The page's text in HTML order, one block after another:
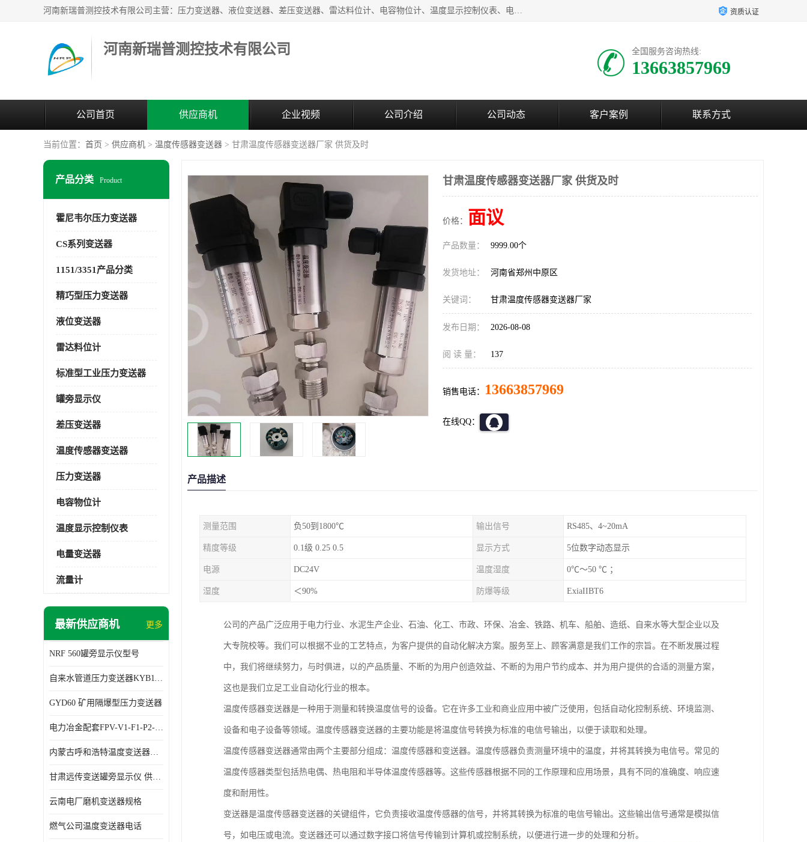
河南新瑞普测控技术有限公司主营：压力变送器、液位变送器、差压变送器、雷达料位计、电容物位计、温度显示控制仪表、电量变送器、流量计、工业自动化系统成套设备。 资质认证
河南新瑞普测控技术有限公司 全国服务咨询热线:
13663857969
公司首页 供应商机 企业视频 公司介绍 公司动态 客户案例 联系方式
当前位置： 首页 > 供应商机 > 温度传感器变送器 > 甘肃温度传感器变送器厂家 供货及时
产品分类 Product
霍尼韦尔压力变送器
CS系列变送器
1151/3351产品分类
精巧型压力变送器
液位变送器
雷达料位计
标准型工业压力变送器
罐旁显示仪
差压变送器
温度传感器变送器
压力变送器
电容物位计
温度显示控制仪表
电量变送器
流量计
最新供应商机 更多
NRF 560罐旁显示仪型号
自来水管道压力变送器KYB11G03M2型号 使用方便
GYD60 矿用隔爆型压力变送器
电力冶金配套FPV-V1-F1-P2-03电压变送器
内蒙古呼和浩特温度变送器配套罐旁显示仪供应 性能稳定
甘肃远传变送罐旁显示仪 供应及时
云南电厂磨机变送器规格
燃气公司温度变送器电话
甘肃温度传感器变送器厂家 供货及时
价格： 面议
产品数量： 9999.00个
发货地址： 河南省郑州中原区
关键词： 甘肃温度传感器变送器厂家
发布日期： 2026-08-08
阅 读 量： 137
销售电话： 13663857969
在线QQ：
产品描述
测量范围 负50到1800℃ 输出信号 RS485、4~20mA
精度等级 0.1级 0.25 0.5 显示方式 5位数字动态显示
电源 DC24V 温度湿度 0℃～50 ℃ ；
湿度 ＜90% 防爆等级 ExiaIIBT6
公司的产品广泛应用于电力行业、水泥生产企业、石油、化工、市政、环保、冶金、铁路、机车、船舶、造纸、自来水等大型企业以及
大专院校等。我们可以根据不业的工艺特点，为客户提供的自动化解决方案。服务至上、顾客满意是我们工作的宗旨。在不断发展过程
中，我们将继续努力，与时俱进，以的产品质量、不断的为用户创造效益、不断的为用户节约成本、并为用户提供的合适的测量方案，
这也是我们立足工业自动化行业的根本。
温度传感器变送器是一种用于测量和转换温度信号的设备。它在许多工业和商业应用中被广泛使用，包括自动化控制系统、环境监测、
设备和电子设备等领域。温度传感器变送器的主要功能是将温度信号转换为标准的电信号输出，以便于读取和处理。
温度传感器变送器通常由两个主要部分组成：温度传感器和变送器。温度传感器负责测量环境中的温度，并将其转换为电信号。常见的
温度传感器类型包括热电偶、热电阻和半导体温度传感器等。这些传感器根据不同的工作原理和应用场景，具有不同的准确度、响应速
度和耐用性。
变送器是温度传感器变送器的关键组件，它负责接收温度传感器的信号，并将其转换为标准的电信号输出。这些输出信号通常是模拟信
号，如电压或电流。变送器还可以通过数字接口将信号传输到计算机或控制系统，以便进行进一步的处理和分析。